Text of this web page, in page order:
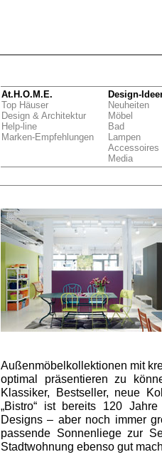
At.H.O.M.E.
Top Häuser
Design & Architektur
Help-line
Marken-Empfehlungen
Design-
Neuheiten
Möbel
Bad
Lampen
Accessoires
Media
Außenmöbel­kollektionen mit
optimal präsentieren zu
Klassiker, Bestseller, neue
„Bistro“ ist bereits 120
Designs – aber noch immer
passende Sonnenliege zur
Stadtwohnung ebenso gut